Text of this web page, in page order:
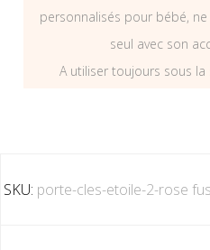
personnalisés pour bébé,
seul avec son
A utiliser toujours sous la
SKU: porte-cles-etoile-2-rose